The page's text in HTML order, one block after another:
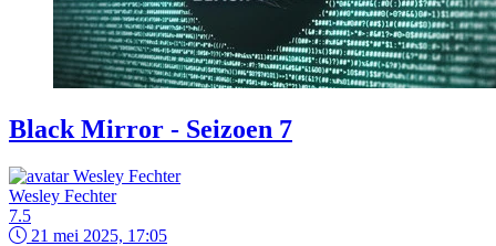
Black Mirror - Seizoen 7
Wesley Fechter
7.5
21 mei 2025, 17:05